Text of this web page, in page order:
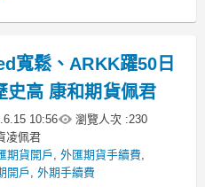
輕原油CL、小輕原油QM保
寬鬆、ARKK躍50日
史高 康和期貨佩君
10:56 瀏覽人次 :230
凌佩君
期貨開戶 ,外匯期貨手續費,
開戶 ,外期手續費